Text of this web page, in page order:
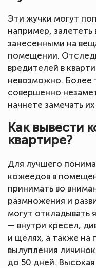
Эти жучки могут
например,
занесенными на
помещении.
вредителей в
невозможно. Более
совершенно
начнете замечать
Как вывести
квартире?
Для лучшего
кожеедов в
принимать во
размножения и
могут откладывать
— внутри кресел,
и щелях, а также на
вылупления
до 50 дней.